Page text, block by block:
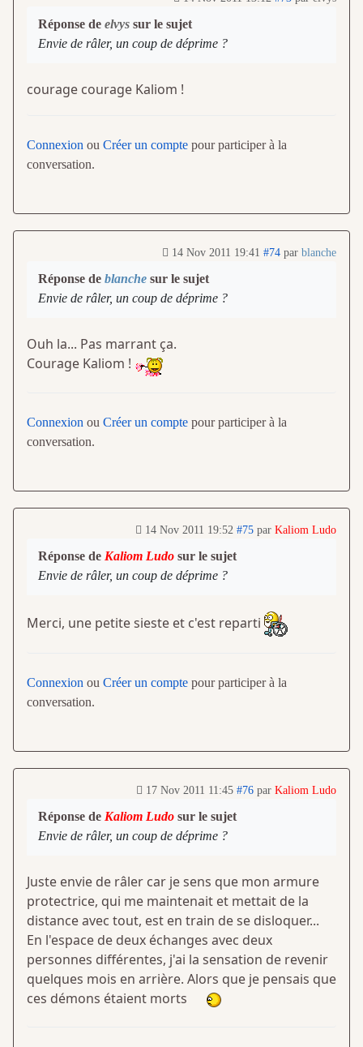
Réponse de elvys sur le sujet
Envie de râler, un coup de déprime ?
courage courage Kaliom !
Connexion ou Créer un compte pour participer à la
conversation.
14 Nov 2011 19:41 #74 par blanche
Réponse de blanche sur le sujet
Envie de râler, un coup de déprime ?
Ouh la... Pas marrant ça.
Courage Kaliom !
Connexion ou Créer un compte pour participer à la
conversation.
14 Nov 2011 19:52 #75 par Kaliom Ludo
Réponse de Kaliom Ludo sur le sujet
Envie de râler, un coup de déprime ?
Merci, une petite sieste et c'est reparti
Connexion ou Créer un compte pour participer à la
conversation.
17 Nov 2011 11:45 #76 par Kaliom Ludo
Réponse de Kaliom Ludo sur le sujet
Envie de râler, un coup de déprime ?
Juste envie de râler car je sens que mon armure
protectrice, qui me maintenait et mettait de la
distance avec tout, est en train de se disloquer...
En l'espace de deux échanges avec deux
personnes différentes, j'ai la sensation de revenir
quelques mois en arrière. Alors que je pensais que
ces démons étaient morts